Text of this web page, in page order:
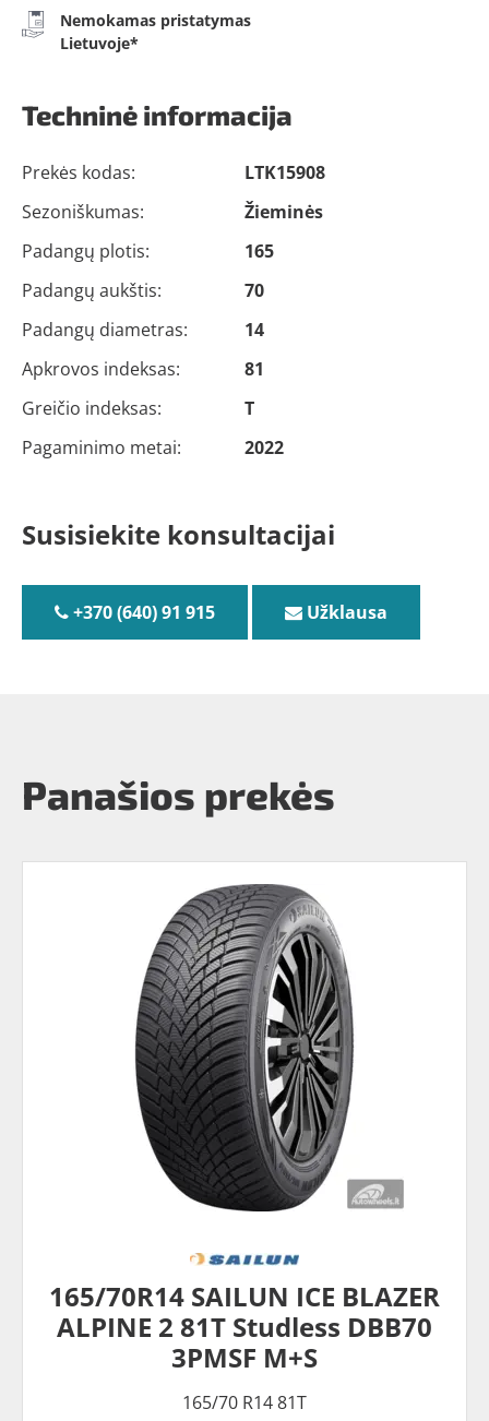
Nemokamas pristatymas
Lietuvoje*
Techninė informacija
Prekės kodas:
LTK15908
Sezoniškumas:
Žieminės
Padangų plotis:
165
Padangų aukštis:
70
Padangų diametras:
14
Apkrovos indeksas:
81
Greičio indeksas:
T
Pagaminimo metai:
2022
Susisiekite konsultacijai
+370 (640) 91 915 Užklausa
Panašios prekės
165/70R14 SAILUN ICE BLAZER
ALPINE 2 81T Studless DBB70
3PMSF M+S
165/70 R14 81T